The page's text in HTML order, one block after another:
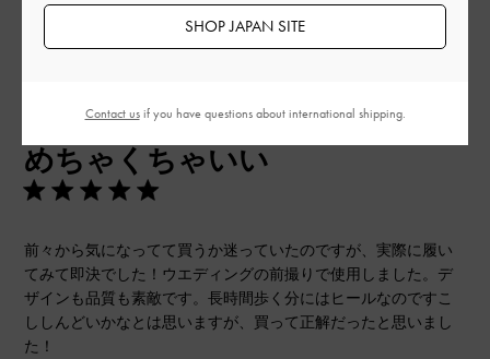
ご利用者様
めちゃくちゃいい
前々から気になってて買うか迷っていたのですが、実際に履い
てみて即決でした！ウエディングの前撮りで使用しました。デ
ザインも品質も素敵です。長時間歩く分にはヒールなのですこ
ししんどいかなとは思いますが、買って正解だったと思いまし
た！
2024-06-27
SHOP JAPAN SITE
Contact usif you have questions about international shipping.